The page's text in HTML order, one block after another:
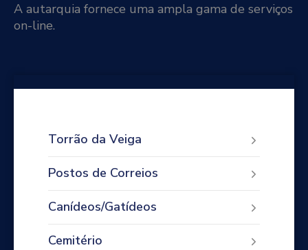
A autarquia fornece uma ampla gama de serviços
on-line.
Torrão da Veiga
Postos de Correios
Canídeos/Gatídeos
Cemitério